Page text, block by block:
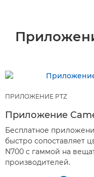
ПРИЛОЖЕНИЕ PTZ
Приложение
Бесплатное
быстро сопоставляет
N700 с гаммой на
производителей.